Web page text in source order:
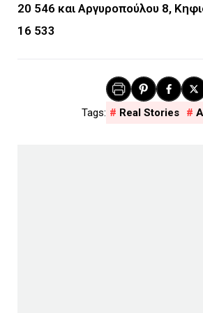
20 546 και Αργυροπούλου 8,
16 533
Real Stories